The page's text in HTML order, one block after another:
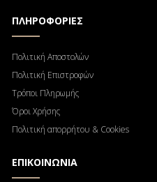
ΠΛΗΡΟΦΟΡΙΕΣ
Πολιτική Αποστολών
Πολιτική Επιστροφών
Τρόποι Πληρωμής
Όροι Χρήσης
Πολιτική απορρήτου & Cookies
ΕΠΙΚΟΙΝΩΝΙΑ